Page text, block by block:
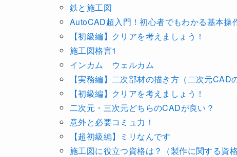
鉄と施工図
AutoCAD超入門！初心者でもわかる基本操
【初級編】クリアを考えましょう！
施工図格言1
インカム ウェルカム
【実務編】二次部材の描き方（二次元CAD
【初級編】クリアを考えましょう！
二次元・三次元どちらのCADが良い？
意外と必要コミュ力！
【超初級編】ミリなんです
施工図に役立つ資格は？（製作に関する資格